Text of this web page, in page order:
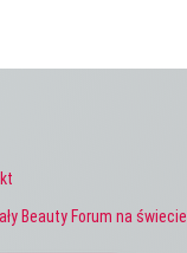
Beauty Forum na świecie